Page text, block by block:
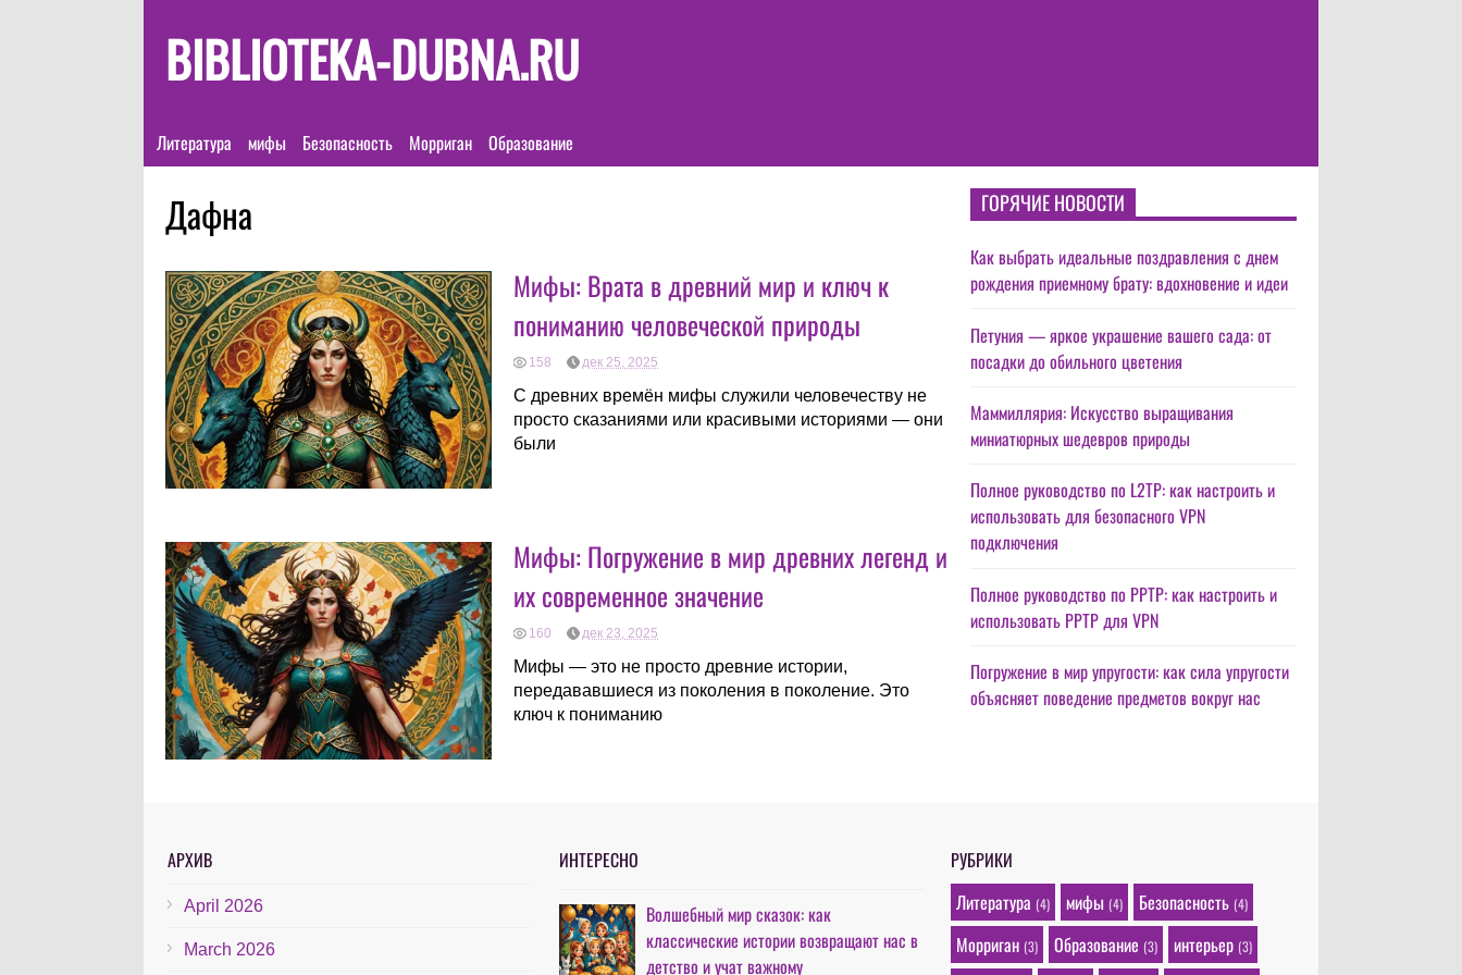
BIBLIOTEKA-DUBNA.RU
Литература мифы Безопасность Морриган Образование
Дафна
Мифы: Врата в древний мир и ключ к
пониманию человеческой природы
158 дек 25, 2025
С древних времён мифы служили человечеству не
просто сказаниями или красивыми историями — они
были
Мифы: Погружение в мир древних легенд и
их современное значение
160 дек 23, 2025
Мифы — это не просто древние истории,
передававшиеся из поколения в поколение. Это
ключ к пониманию
ГОРЯЧИЕ НОВОСТИ
Как выбрать идеальные поздравления с днем
рождения приемному брату: вдохновение и идеи
Петуния — яркое украшение вашего сада: от
посадки до обильного цветения
Маммиллярия: Искусство выращивания
миниатюрных шедевров природы
Полное руководство по L2TP: как настроить и
использовать для безопасного VPN
подключения
Полное руководство по PPTP: как настроить и
использовать PPTP для VPN
Погружение в мир упругости: как сила упругости
объясняет поведение предметов вокруг нас
АРХИВ
April 2026
March 2026
ИНТЕРЕСНО
Волшебный мир сказок: как
классические истории возвращают нас в
детство и учат важному
РУБРИКИ
Литература (4) мифы (4) Безопасность (4)
Морриган (3) Образование (3) интерьер (3)